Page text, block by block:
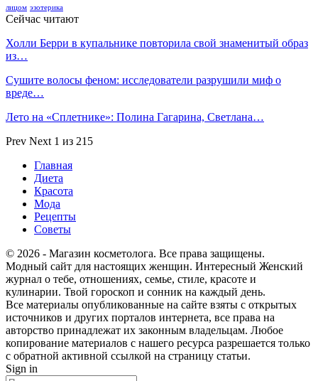
лицом эзотерика
Сейчас читают
Холли Берри в купальнике повторила свой знаменитый образ
из…
Сушите волосы феном: исследователи разрушили миф о
вреде…
Лето на «Сплетнике»: Полина Гагарина, Светлана…
Prev Next 1 из 215
Главная
Диета
Красота
Мода
Рецепты
Советы
© 2026 - Магазин косметолога. Все права защищены.
Модный сайт для настоящих женщин. Интересный Женский
журнал о тебе, отношениях, семье, стиле, красоте и
кулинарии. Твой гороскоп и сонник на каждый день.
Все материалы опубликованные на сайте взяты с открытых
источников и других порталов интернета, все права на
авторство принадлежат их законным владельцам. Любое
копирование материалов с нашего ресурса разрешается только
с обратной активной ссылкой на страницу статьи.
Sign in